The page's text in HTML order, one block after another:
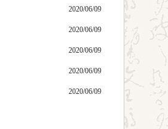
2020/06/09
2020/06/09
2020/06/09
2020/06/09
2020/06/09